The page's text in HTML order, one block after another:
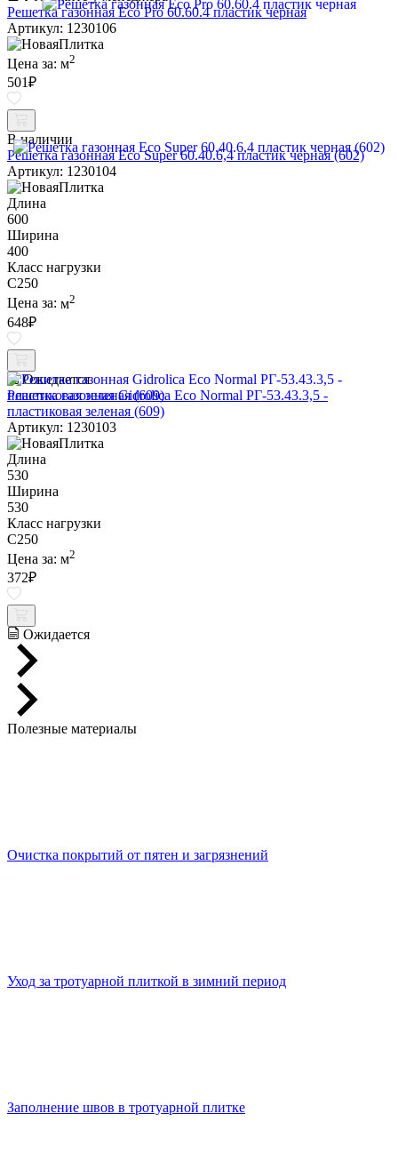
Решетка газонная Eco Pro 60.60.4 пластик черная
Артикул: 1230106
Цена за: м2
501₽
В наличии
Решетка газонная Eco Super 60.40.6,4 пластик черная (602)
Артикул: 1230104
Длина
600
Ширина
400
Класс нагрузки
C250
Цена за: м2
648₽
Ожидается
Решетка газонная Gidrolica Eco Normal РГ-53.43.3,5 -
пластиковая зеленая (609)
Артикул: 1230103
Длина
530
Ширина
530
Класс нагрузки
C250
Цена за: м2
372₽
Ожидается
Полезные материалы
Очистка покрытий от пятен и загрязнений
Уход за тротуарной плиткой в зимний период
Заполнение швов в тротуарной плитке